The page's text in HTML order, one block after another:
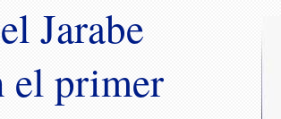
Jarabe
el primer